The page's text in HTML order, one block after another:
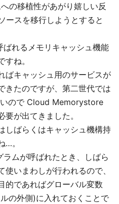
の移植性があがり嬉しい反
ースを移行しようとすると
れるメモリキャッシュ機能
ね。
ばキャッシュ用のサービスが
きたのですが、第二世代では
ので Cloud Memorystore
が出てきました。
しばらくはキャッシュ機構持
…。
ムが呼ばれたとき、しばら
いまわしが行われるので、
的であればグローバル変数
の外側)に入れておくことで